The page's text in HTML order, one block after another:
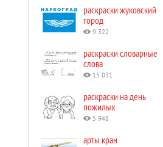
раскраски жуковский
город
9 322
раскраски словарные
слова
15 031
раскраски на день
пожилых
5 948
арты кран